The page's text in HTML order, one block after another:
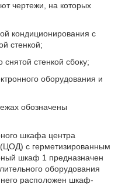
чертежи, на которых
кондиционирования с
стенкой;
стенкой сбоку;
оборудования и
обозначены
шкафа центра
с герметизированным
шкаф 1 предназначен
оборудования
расположен шкаф-